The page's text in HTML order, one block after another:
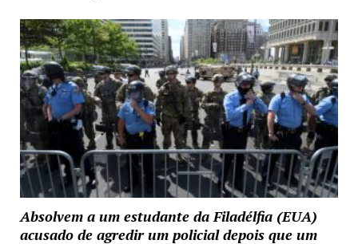
Absolvem a um estudante da Filadélfia (EUA)
acusado de agredir um policial depois que um